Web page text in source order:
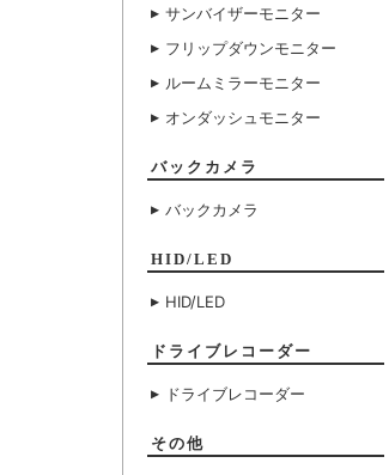
サンバイザーモニター
フリップダウンモニター
ルームミラーモニター
オンダッシュモニター
バックカメラ
バックカメラ
HID/LED
HID/LED
ドライブレコーダー
ドライブレコーダー
その他